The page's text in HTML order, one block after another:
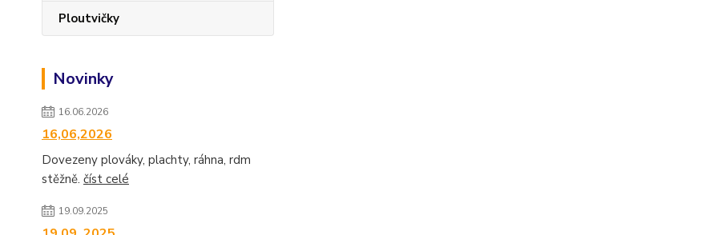
Ploutvičky
Novinky
16.06.2026
16,06,2026
Dovezeny plováky, plachty, ráhna, rdm
stěžně. číst celé
19.09.2025